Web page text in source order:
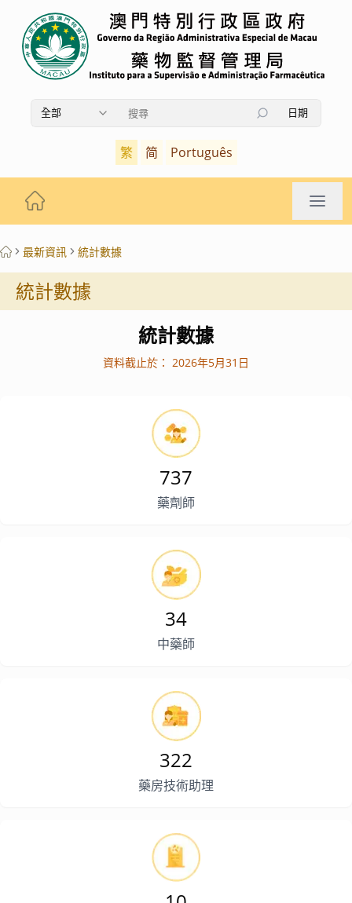
全部
日期
繁 简 Português
最新資訊 統計數據
統計數據
統計數據
資料截止於： 2026年5月31日
737
藥劑師
34
中藥師
322
藥房技術助理